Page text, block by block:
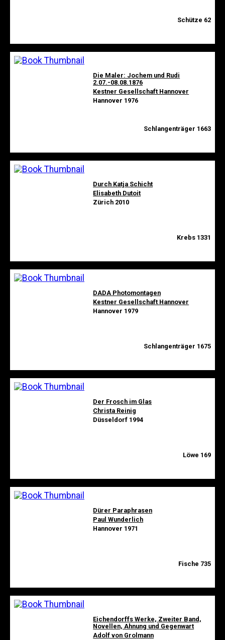
Schütze 62
Die Maler: Jochem und Rudi
2.07.-08.08.1876
Kestner Gesellschaft Hannover
Hannover 1976
Schlangenträger 1663
Durch Katja Schicht
Elisabeth Dutoit
Zürich 2010
Krebs 1331
DADA Photomontagen
Kestner Gesellschaft Hannover
Hannover 1979
Schlangenträger 1675
Der Frosch im Glas
Christa Reinig
Düsseldorf 1994
Löwe 169
Dürer Paraphrasen
Paul Wunderlich
Hannover 1971
Fische 735
Eichendorffs Werke, Zweiter Band,
Novellen, Ahnung und Gegenwart
Adolf von Grolmann